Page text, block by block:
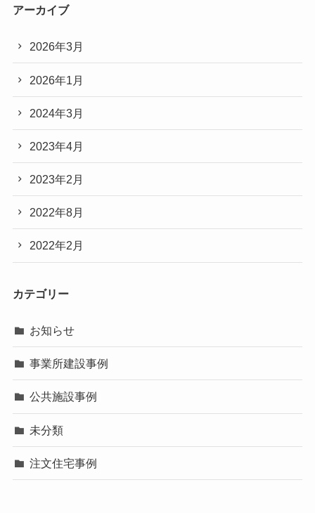
アーカイブ
2026年3月
2026年1月
2024年3月
2023年4月
2023年2月
2022年8月
2022年2月
カテゴリー
お知らせ
事業所建設事例
公共施設事例
未分類
注文住宅事例